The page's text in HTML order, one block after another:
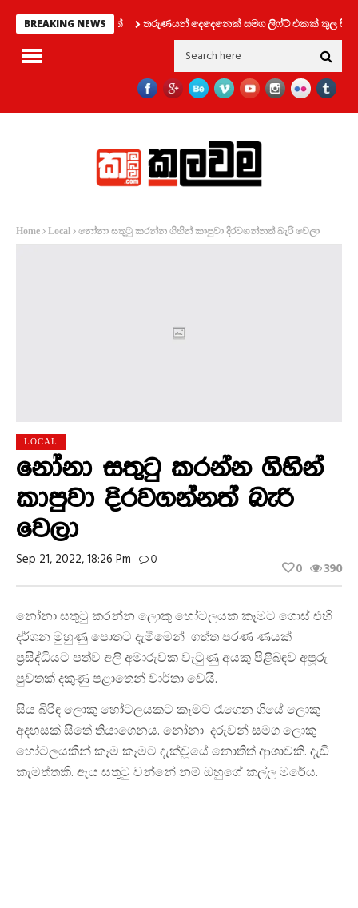
BREAKING NEWS
විශේෂ දැනුම්දීමක් තරුණයන් දෙදෙනෙක් සමග ලිෆ්ට් එකක් තුල සිර වූ
Home Local නෝනා සතුටු කරන්න ගිහින් කාපුවා දිරවගන්නත් බැරි වෙලා
LOCAL
නෝනා සතුටු කරන්න ගිහින්
කාපුවා දිරවගන්නත් බැරි
වෙලා
Sep 21, 2022, 18:26 Pm 0 390
0
නෝනා සතුටු කරන්න ලොකු හෝටලයක කෑමට ගොස් එහි
දර්ශන මුහුණු පොතට දැමීමෙන් ගත්ත පරණ ණයක්
ප්‍රසිද්ධියට පත්ව අලි අමාරුවක වැටුණු අයකු පිළිබඳව අපූරු
පුවතක් දකුණු පළාතෙන් වාර්තා වෙයි.
සිය බිරිඳ ලොකු හෝටලයකට කෑමට රැගෙන ගියේ ලොකු
අදහසක් සිතේ තියාගෙනය. නෝනා දරුවන් සමග ලොකු
හෝටලයකින් කෑම කෑමට දැක්වූයේ නොතිත් ආශාවකි. දැඩි
කැමත්තකි. ඇය සතුටු වන්නේ නම් ඔහුගේ කල්ල මරේය.